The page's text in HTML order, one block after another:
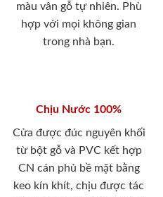
màu vân gỗ tự nhiên. Phù
hợp với mọi không gian
trong nhà bạn.
Chịu Nước 100%
Cửa được đúc nguyên khối
từ bột gỗ và PVC kết hợp
CN cán phủ bề mặt bằng
keo kín khít, chịu được tác